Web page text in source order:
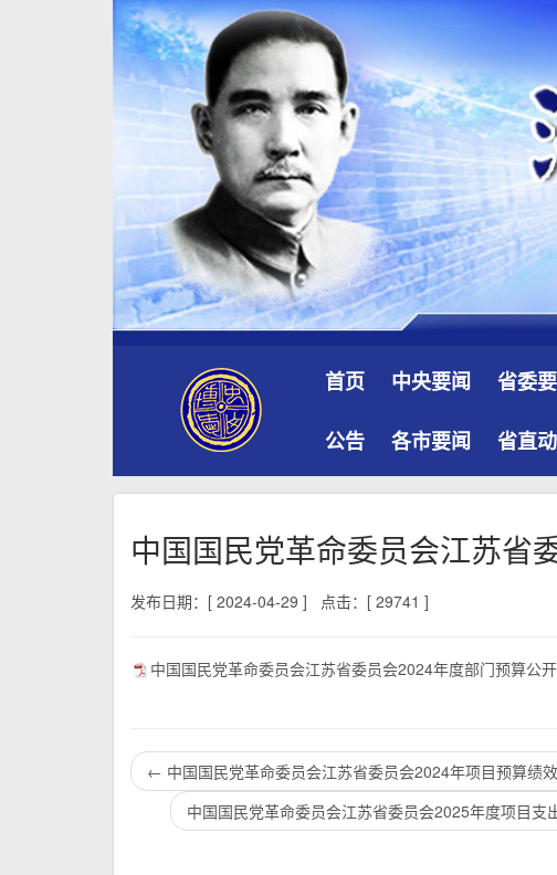
首页 中央要闻 省委
公告 各市要闻 省直
中国国民党革命委员会江苏省
发布日期：[ 2024-04-29 ] 点击：[ 29741 ]
中国国民党革命委员会江苏省委员会2024年度部门预算公
← 中国国民党革命委员会江苏省委员会2024年项目预算绩
中国国民党革命委员会江苏省委员会2025年度项目支